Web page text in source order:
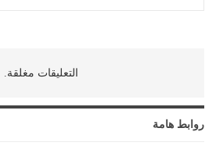
التعليقات مغلقة.
روابط هامة